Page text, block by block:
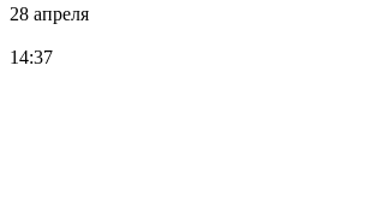
28 апреля
14:37